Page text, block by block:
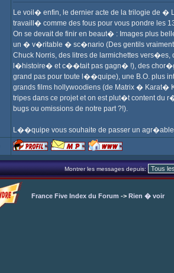
Le voil� enfin, le dernier acte de la trilogie de �
travaill� comme des fous pour vous pondre les
On se devait de finir en beaut� : Images plus
un � v�ritable � sc�nario (Des gentils vraiment
Chuck Norris, des litres de larmichettes
l�histoire� et c��tait pas gagn� !), des
grand pas pour toute l��quipe), une B.O. plus
grands films hollywoodiens (de Matrix �
tripes dans ce projet et on est plut�t content du
bugs ou omissions de notre part ?!).
L��quipe vous souhaite de passer un agr�able
Montrer les messages depuis:
France Five Index du Forum -> Rien � voir